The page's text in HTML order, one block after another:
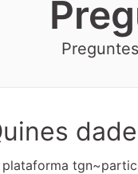
plataforma